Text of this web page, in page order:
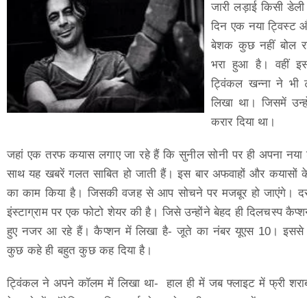
जारी लड़ाई किसी
दिन एक नया ट्विस्ट
बेशक कुछ नहीं बोल
भरा हुआ है। वहीं
ट्विंकल खन्ना ने भी
लिखा था। जिसमें
करार दिया था।
जहां एक तरफ कयास लगाए जा रहे हैं कि सुनील सोनी पर ही अपना
साथ यह खबरें गलत साबित हो जाती हैं। इस बार अफवाहों और कयासों
का काम किया है। जिसकी वजह से आप सोचने पर मजबूर हो जाएंगे।
इंस्टाग्राम पर एक फोटो शेयर की है। जिसे उन्होंने बेहद ही दिलचस्प
हुए नजर आ रहे हैं। कैप्शन में लिखा है- जूते का नंबर यूएस 10। इससे
कुछ कहे ही बहुत कुछ कह दिया है।
ट्विंकल ने अपने कॉलम में लिखा था- हाल ही में जब फ्लाइट में फ्री